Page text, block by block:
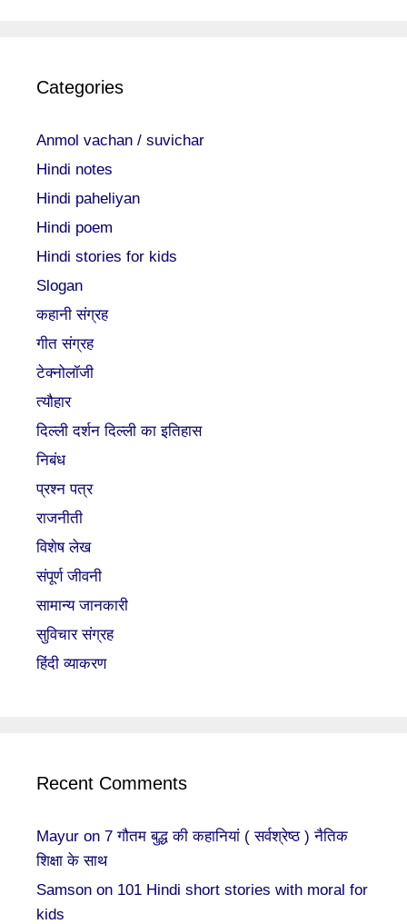
Categories
Anmol vachan / suvichar
Hindi notes
Hindi paheliyan
Hindi poem
Hindi stories for kids
Slogan
कहानी संग्रह
गीत संग्रह
टेक्नोलॉजी
त्यौहार
दिल्ली दर्शन दिल्ली का इतिहास
निबंध
प्रश्न पत्र
राजनीती
विशेष लेख
संपूर्ण जीवनी
सामान्य जानकारी
सुविचार संग्रह
हिंदी व्याकरण
Recent Comments
Mayur on 7 गौतम बुद्ध की कहानियां ( सर्वश्रेष्ठ ) नैतिक
शिक्षा के साथ
Samson on 101 Hindi short stories with moral for
kids